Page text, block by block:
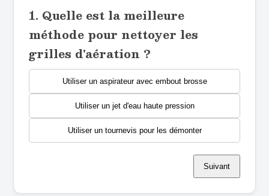
1. Quelle est la meilleure
méthode pour nettoyer les
grilles d'aération ?
Utiliser un aspirateur avec embout brosse
Utiliser un jet d'eau haute pression
Utiliser un tournevis pour les démonter
Suivant